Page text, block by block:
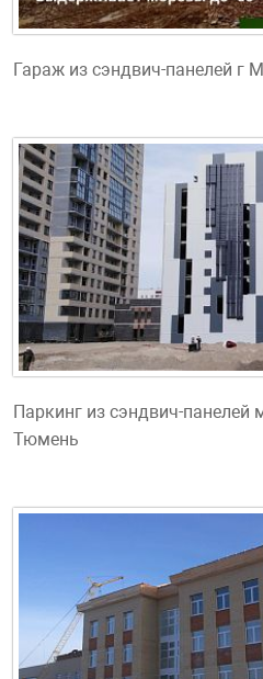
Гараж из сэндвич-панелей г
Паркинг из сэндвич-панелей
Тюмень